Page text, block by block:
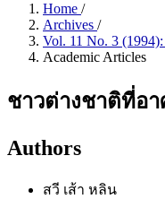
Home /
Archives /
Vol. 11 No. 3
Academic Articles
ชาวต่างชาติที่อ
Authors
สวี เส้า หลิน